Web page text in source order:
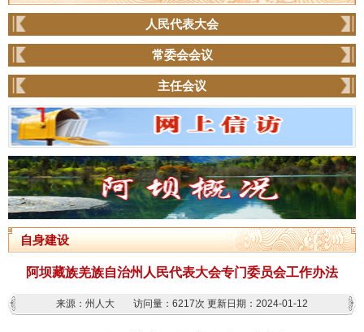
人民代表大会
常委会会议
主任会议
自身建设
阿坝藏族羌族自治州人民代表大会专门委员会工作办法
来源：州人大 访问量： 6217次 更新日期：2024-01-12